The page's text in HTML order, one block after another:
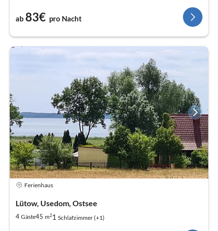
ab 83€ pro Nacht
Ferienhaus
Lütow, Usedom, Ostsee
4 Gäste45 m21 Schlafzimmer (+1)